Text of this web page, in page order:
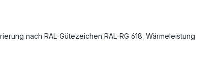
nach RAL-Gütezeichen RAL-RG 618. Wärmeleistung